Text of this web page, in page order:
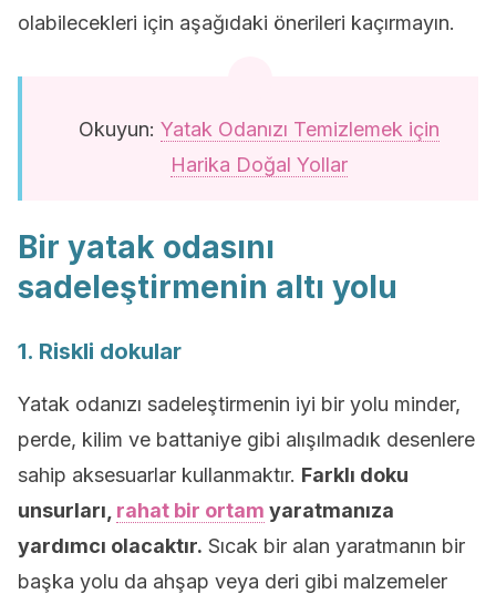
olabilecekleri için aşağıdaki önerileri kaçırmayın.
Okuyun: Yatak Odanızı Temizlemek için
Harika Doğal Yollar
Bir yatak odasını
sadeleştirmenin altı yolu
1. Riskli dokular
Yatak odanızı sadeleştirmenin iyi bir yolu minder,
perde, kilim ve battaniye gibi alışılmadık desenlere
sahip aksesuarlar kullanmaktır. Farklı doku
unsurları, rahat bir ortam yaratmanıza
yardımcı olacaktır. Sıcak bir alan yaratmanın bir
başka yolu da ahşap veya deri gibi malzemeler